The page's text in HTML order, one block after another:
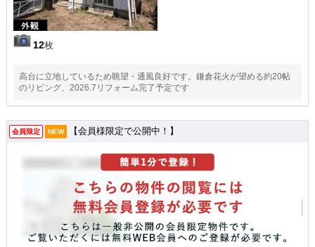
12枚
高台に立地しているため眺望・通風良好です。鎌倉花火が望める約20帖
のリビング、2026.7リフォーム完了予定です
会員限定 NEW 【会員様限定で公開中！】